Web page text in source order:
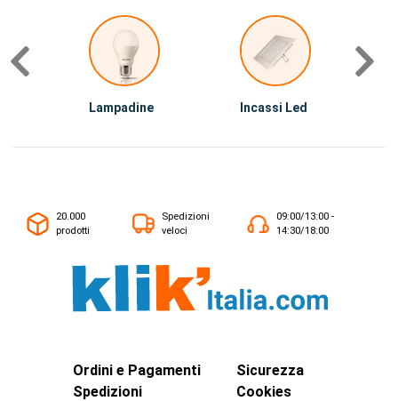
Lampadine Incassi Led
20.000
prodotti
Spedizioni
veloci
09:00/13:00 -
14:30/18:00
Ordini e Pagamenti
Spedizioni
Sicurezza
Cookies